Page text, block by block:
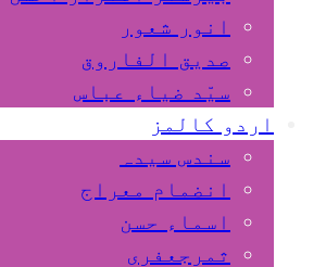
انور شعور
صدیق الفاروق
سیّد ضیاء عباس
اردو کالمز
سندس سیدہ
انضمام معراج
اسماء حسن
ثمرجعفری